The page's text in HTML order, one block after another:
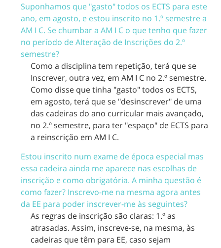
Suponhamos que "gasto" todos os ECTS para este
ano, em agosto, e estou inscrito no 1.º semestre a
AM I C. Se chumbar a AM I C o que tenho que fazer
no período de Alteração de Inscrições do 2.º
semestre?
Como a disciplina tem repetição, terá que se
Inscrever, outra vez, em AM I C no 2.º semestre.
Como disse que tinha "gasto" todos os ECTS,
em agosto, terá que se "desinscrever" de uma
das cadeiras do ano curricular mais avançado,
no 2.º semestre, para ter "espaço" de ECTS para
a reinscrição em AM I C.
Estou inscrito num exame de época especial mas
essa cadeira ainda me aparece nas escolhas de
inscrição e como obrigatória. A minha questão é
como fazer? Inscrevo-me na mesma agora antes
da EE para poder inscrever-me às seguintes?
As regras de inscrição são claras: 1.º as
atrasadas. Assim, inscreve-se, na mesma, às
cadeiras que têm para EE, caso sejam